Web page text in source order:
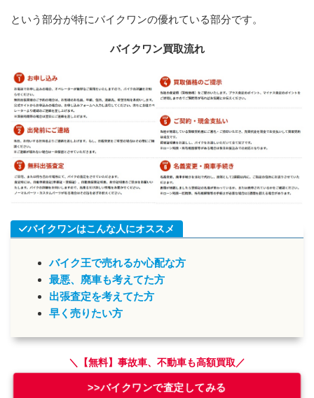
という部分が特にバイクワンの優れている部分です。
バイクワン買取流れ
バイクワンはこんな人にオススメ
バイク王で売れるか心配な方
最悪、廃車も考えてた方
出張査定を考えてた方
早く売りたい方
＼【無料】事故車、不動車も高額買取／
>>バイクワンで査定してみる